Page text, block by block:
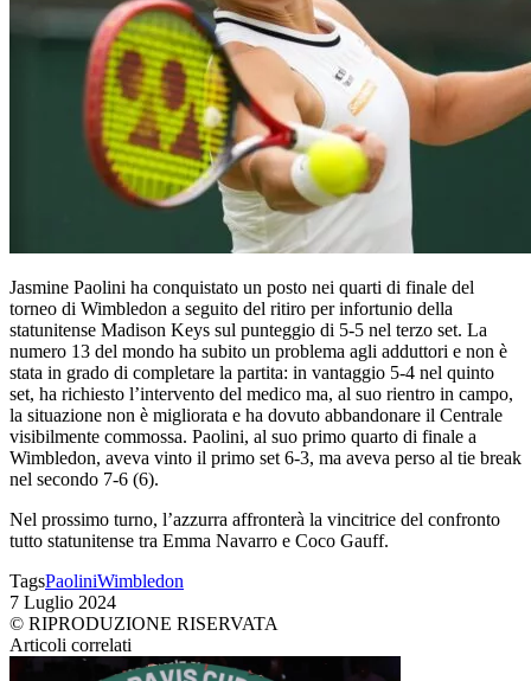
Jasmine Paolini ha conquistato un posto nei quarti di finale del
torneo di Wimbledon a seguito del ritiro per infortunio della
statunitense Madison Keys sul punteggio di 5-5 nel terzo set. La
numero 13 del mondo ha subito un problema agli adduttori e non è
stata in grado di completare la partita: in vantaggio 5-4 nel quinto
set, ha richiesto l’intervento del medico ma, al suo rientro in campo,
la situazione non è migliorata e ha dovuto abbandonare il Centrale
visibilmente commossa. Paolini, al suo primo quarto di finale a
Wimbledon, aveva vinto il primo set 6-3, ma aveva perso al tie break
nel secondo 7-6 (6).
Nel prossimo turno, l’azzurra affronterà la vincitrice del confronto
tutto statunitense tra Emma Navarro e Coco Gauff.
TagsPaoliniWimbledon
7 Luglio 2024
© RIPRODUZIONE RISERVATA
Articoli correlati